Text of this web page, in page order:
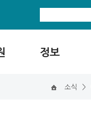
정보
소식 >